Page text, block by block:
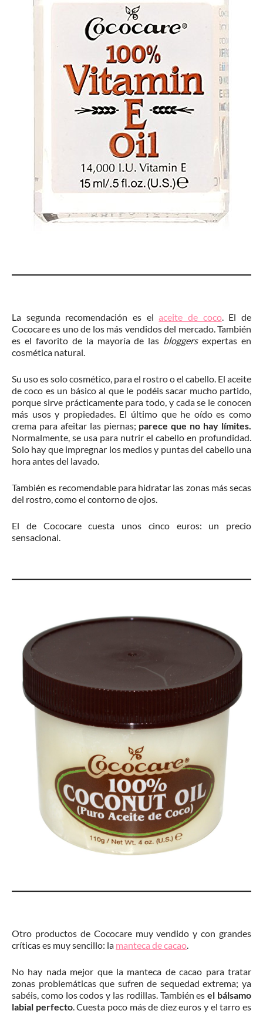
La segunda recomendación es elaceite de coco. El de
Cococare es uno de los más vendidos del mercado. También
es el favorito de la mayoría de las bloggersexpertas en
cosmética natural.
Su uso es solo cosmético, para el rostro o el cabello. El aceite
de coco es un básico al que le podéis sacar mucho partido,
porque sirve prácticamente para todo, y cada se le conocen
más usos y propiedades. El último que he oído es como
crema para afeitar las piernas; parece que no hay límites.
Normalmente, se usa para nutrir el cabello en profundidad.
Solo hay que impregnar los medios y puntas del cabello una
hora antes del lavado.
También es recomendable para hidratar las zonas más secas
del rostro, como el contorno de ojos.
El de Cococare cuesta unos cinco euros: un precio
sensacional.
Otro productos de Cococare muy vendido y con grandes
críticas es muy sencillo: la manteca de cacao.
No hay nada mejor que la manteca de cacao para tratar
zonas problemáticas que sufren de sequedad extrema; ya
sabéis, como los codos y las rodillas. También esel bálsamo
labial perfecto. Cuesta poco más de diez euros y el tarro es